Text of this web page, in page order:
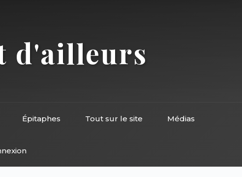
d'ailleurs
Épitaphes Tout sur le site Médias